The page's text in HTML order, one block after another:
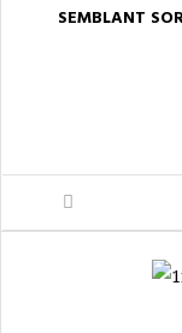
SEMBLANT